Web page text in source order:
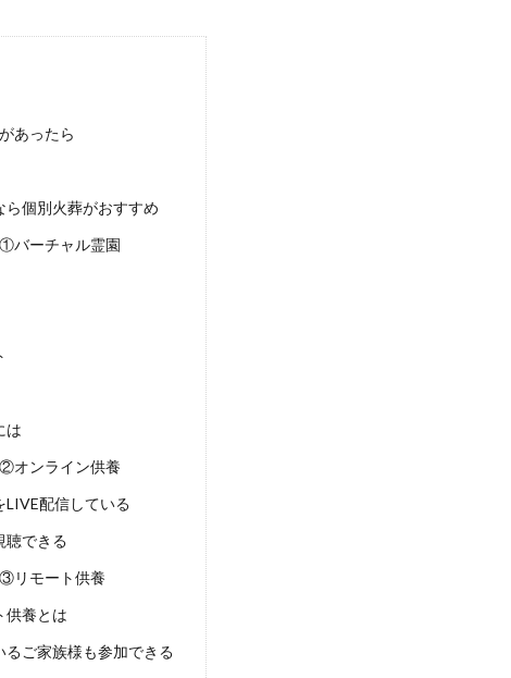
あったら
個別火葬がおすすめ
バーチャル霊園
は
オンライン供養
配信している
聴できる
リモート供養
供養とは
ご家族様も参加できる